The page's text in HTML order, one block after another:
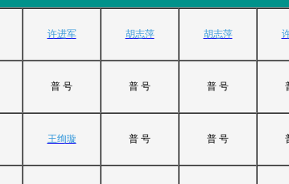
许进军 胡志萍 胡志萍
普 号 普 号 普 号
王绚璇 普 号 普 号